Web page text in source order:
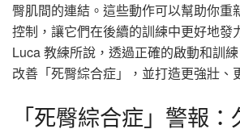
臀肌間的連結。這些動作可以幫助你重
控制，讓它們在後續的訓練中更好地發
Luca 教練所說，透過正確的啟動和訓
改善「死臀綜合症」，並打造更強壯、
「死臀綜合症」警報